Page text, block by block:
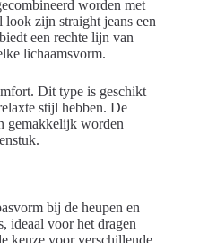
worden met
look zijn straight jeans een
een rechte lijn van
lichaamsvorm.
Dit type is geschikt
stijl hebben. De
gemakkelijk worden
bij de heupen en
ideaal voor het dragen
keuze voor verschillende